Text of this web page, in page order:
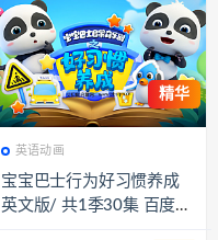
精华
英语动画
宝宝巴士行为好习惯养成
英文版/ 共1季30集 百度